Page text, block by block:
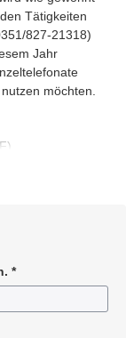
Tätigkeiten
827-21318)
Jahr
möchten.
*